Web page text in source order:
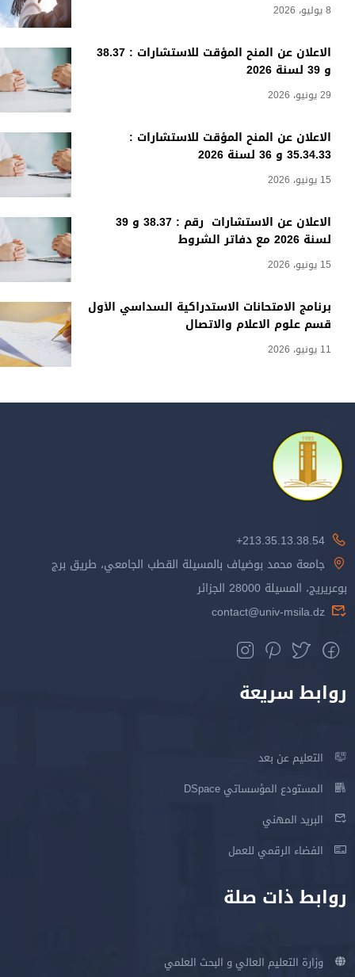
8 يوليو، 2026
الاعلان عن المنح المؤقت للاستشارات : 38.37
و 39 لسنة 2026
29 يونيو، 2026
الاعلان عن المنح المؤقت للاستشارات :
35.34.33 و 36 لسنة 2026
15 يونيو، 2026
الاعلان عن الاستشارات رقم : 38.37 و 39
لسنة 2026 مع دفاتر الشروط
15 يونيو، 2026
برنامج الامتحانات الاستدراكية السداسي الأول
قسم علوم الاعلام والاتصال
11 يونيو، 2026
213.35.13.38.54+
جامعة محمد بوضياف بالمسيلة القطب الجامعي، طريق برج
بوعريريج، المسيلة 28000 الجزائر
contact@univ-msila.dz
روابط سريعة
التعليم عن بعد
المستودع المؤسساتي DSpace
البريد المهني
الفضاء الرقمي للعمل
روابط ذات صلة
وزارة التعليم العالي و البحث العلمي